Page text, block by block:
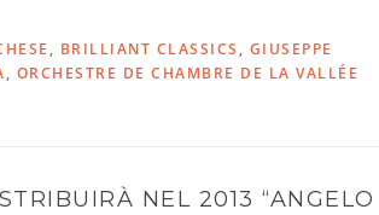
, BRILLIANT CLASSICS , GIUSEPPE
, ORCHESTRE DE CHAMBRE DE LA VALLÉE
NEL 2013 “ANGELO